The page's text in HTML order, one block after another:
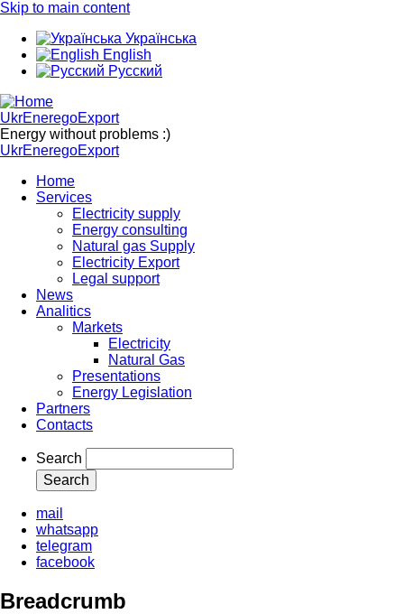
Skip to main content
Українська
English
Русский
UkrEneregoExport
Energy without problems :)
UkrEneregoExport
Home
Services
Electricity supply
Energy consulting
Natural gas Supply
Electricity Export
Legal support
News
Analitics
Markets
Electricity
Natural Gas
Presentations
Energy Legislation
Partners
Contacts
Search
mail
whatsapp
telegram
facebook
Breadcrumb